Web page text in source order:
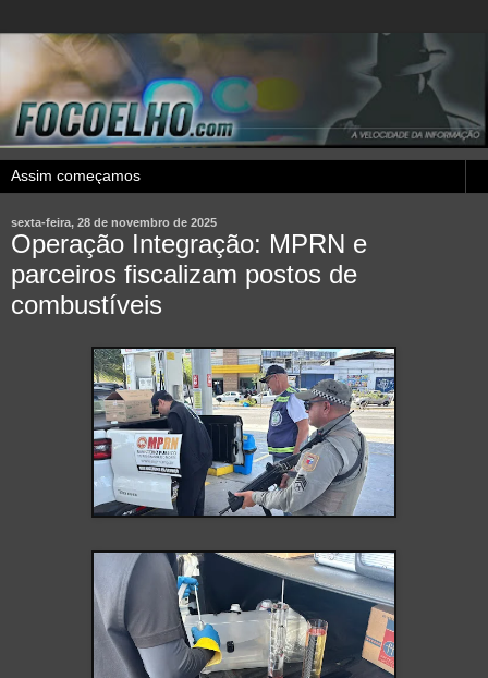
sexta-feira, 28 de novembro de 2025
Operação Integração: MPRN e
parceiros fiscalizam postos de
combustíveis